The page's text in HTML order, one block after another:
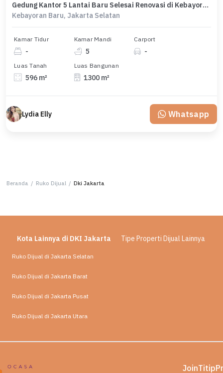
Gedung Kantor 5 Lantai Baru Selesai Renovasi di Kebayoran Baru
Kebayoran Baru, Jakarta Selatan
Kamar Tidur
-
Kamar Mandi
5
Carport
-
Luas Tanah
596 m²
Luas Bangunan
1300 m²
Lydia Elly Whatsapp
Beranda / Ruko Dijual / Dki Jakarta
Kota Lainnya di DKI Jakarta Tipe Properti Dijual Lainnya
Ruko Dijual di Jakarta Selatan
Ruko Dijual di Jakarta Barat
Ruko Dijual di Jakarta Pusat
Ruko Dijual di Jakarta Utara
JoinTitip